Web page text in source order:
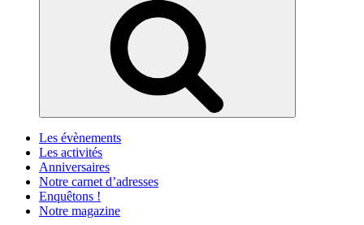
Les évènements
Les activités
Anniversaires
Notre carnet d’adresses
Enquêtons !
Notre magazine